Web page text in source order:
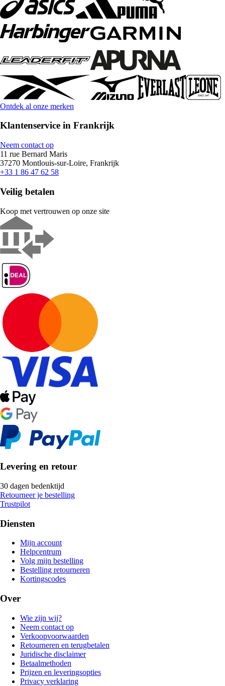
Ontdek al onze merken
Klantenservice in Frankrijk
Neem contact op
11 rue Bernard Maris
37270 Montlouis-sur-Loire, Frankrijk
+33 1 86 47 62 58
Veilig betalen
Koop met vertrouwen op onze site
Levering en retour
30 dagen bedenktijd
Retourneer je bestelling
Trustpilot
Diensten
Mijn account
Helpcentrum
Volg mijn bestelling
Bestelling retourneren
Kortingscodes
Over
Wie zijn wij?
Neem contact op
Verkoopvoorwaarden
Retourneren en terugbetalen
Juridische disclaimer
Betaalmethoden
Prijzen en leveringsopties
Privacy verklaring